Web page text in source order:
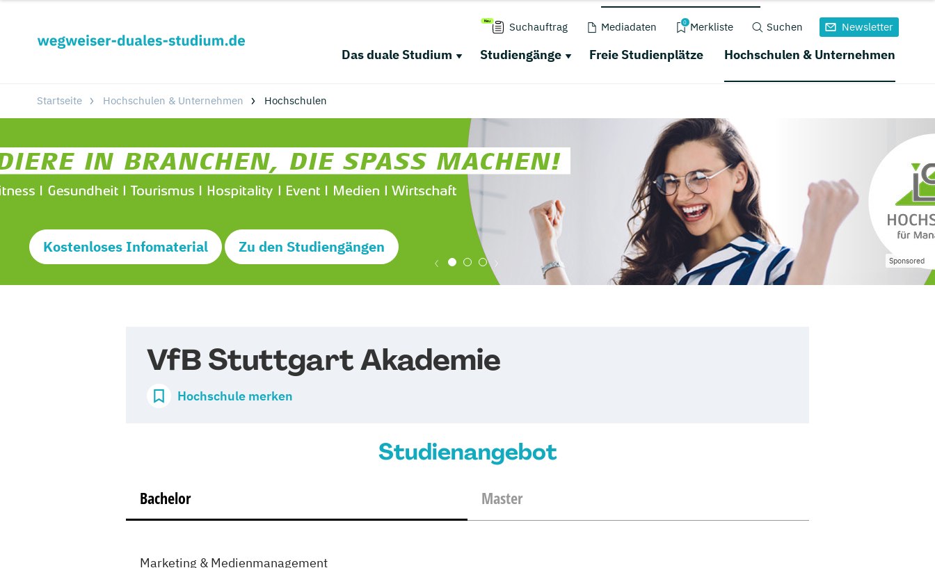
Suchauftrag Mediadaten 0 Merkliste Suchen Newsletter
Das duale Studium Studiengänge Freie Studienplätze Hochschulen & Unternehmen
Startseite Hochschulen & Unternehmen Hochschulen
Kostenloses Infomaterial Zu den Studiengängen
Sponsored
VfB Stuttgart Akademie
Hochschule merken
Studienangebot
Bachelor Master
Marketing & Medienmanagement